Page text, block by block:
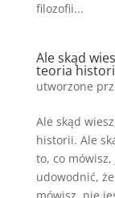
filozofii...
Ale skąd
teoria
utworzone
Ale skąd
historii. Ale
to, co
udowodnić,